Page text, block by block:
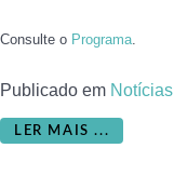
Consulte o Programa
Publicado em Notícias
LER MAIS ...